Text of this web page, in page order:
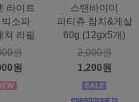
라이트
빅소파
쳐 리필
원
원
스탠바이미
파티츄 참치&게살
60g (12gx5개)
2,000원
1,200원